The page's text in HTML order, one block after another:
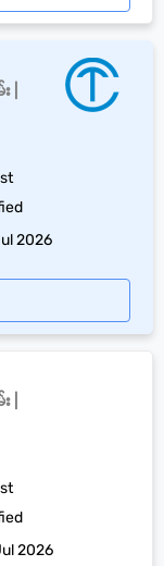
|
2026
|
2026